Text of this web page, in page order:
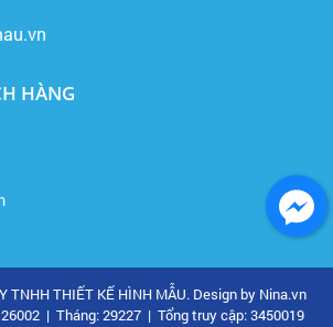
HÀNG
TNHH THIẾT KẾ HÌNH MẪU. Design by Nina.vn
| Tháng: 29227 | Tổng truy cập: 3450019